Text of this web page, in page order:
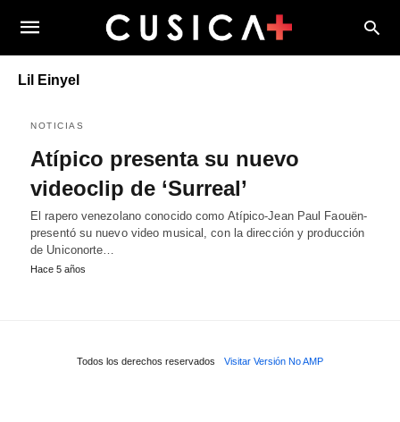
Lil Einyel
NOTICIAS
Atípico presenta su nuevo
videoclip de ‘Surreal’
El rapero venezolano conocido como Atípico-Jean Paul Faouën-
presentó su nuevo video musical, con la dirección y producción
de Uniconorte…
Hace 5 años
Todos los derechos reservados Visitar Versión No AMP